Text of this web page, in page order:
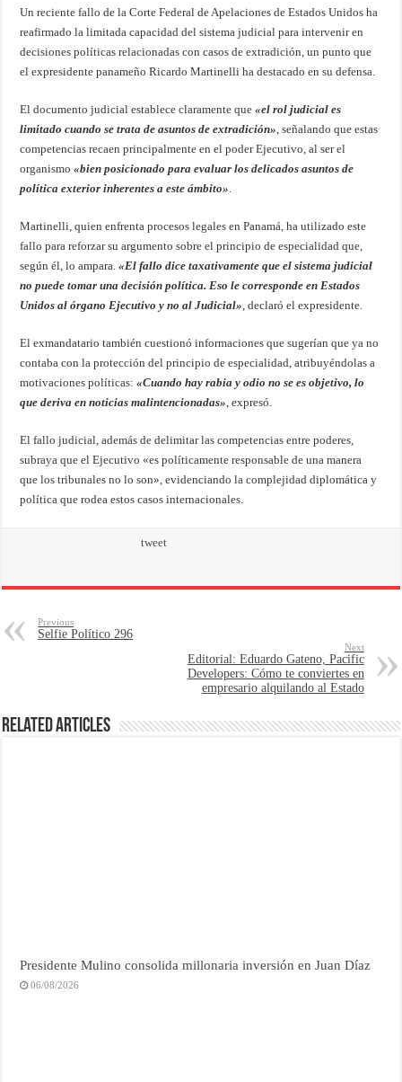
Un reciente fallo de la Corte Federal de Apelaciones de Estados Unidos ha
reafirmado la limitada capacidad del sistema judicial para intervenir en
decisiones políticas relacionadas con casos de extradición, un punto que
el expresidente panameño Ricardo Martinelli ha destacado en su defensa.
El documento judicial establece claramente que«el rol judicial es
limitado cuando se trata de asuntos de extradición», señalando que estas
competencias recaen principalmente en el poder Ejecutivo, al ser el
organismo«bien posicionado para evaluar los delicados asuntos de
política exterior inherentes a este ámbito».
Martinelli, quien enfrenta procesos legales en Panamá, ha utilizado este
fallo para reforzar su argumento sobre el principio de especialidad que,
según él, lo ampara.«El fallo dice taxativamente que el sistema judicial
no puede tomar una decisión política. Eso le corresponde en Estados
Unidos al órgano Ejecutivo y no al Judicial», declaró el expresidente.
El exmandatario también cuestionó informaciones que sugerían que ya no
contaba con la protección del principio de especialidad, atribuyéndolas a
motivaciones políticas:«Cuando hay rabia y odio no se es objetivo, lo
que deriva en noticias malintencionadas», expresó.
El fallo judicial, además de delimitar las competencias entre poderes,
subraya que el Ejecutivo «es políticamente responsable de una manera
que los tribunales no lo son», evidenciando la complejidad diplomática y
política que rodea estos casos internacionales.
tweet
Previous
Selfie Político 296
Next
Editorial: Eduardo Gateno, Pacific
Developers: Cómo te conviertes en
empresario alquilando al Estado
Related Articles
Presidente Mulino consolida millonaria inversión en Juan Díaz
06/08/2026